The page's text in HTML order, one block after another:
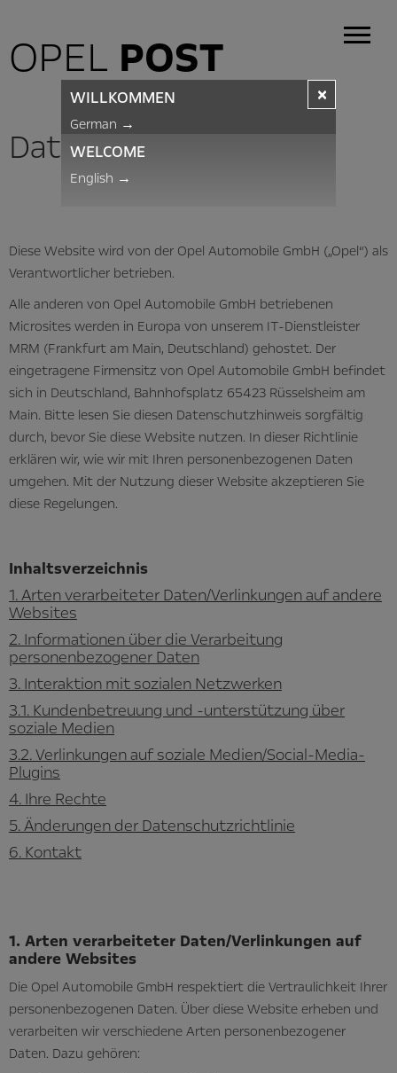
OPEL POST
Datenschutzrichtlinie
Diese Website wird von der Opel Automobile GmbH („Opel“) als
Verantwortlicher betrieben.
Alle anderen von Opel Automobile GmbH betriebenen
Microsites werden in Europa von unserem IT-Dienstleister
MRM (Frankfurt am Main, Deutschland) gehostet. Der
eingetragene Firmensitz von Opel Automobile GmbH befindet
sich in Deutschland, Bahnhofsplatz 65423 Rüsselsheim am
Main. Bitte lesen Sie diesen Datenschutzhinweis sorgfältig
durch, bevor Sie diese Website nutzen. In dieser Richtlinie
erklären wir, wie wir mit Ihren personenbezogenen Daten
umgehen. Mit der Nutzung dieser Website akzeptieren Sie
diese Regelungen.
Inhaltsverzeichnis
1. Arten verarbeiteter Daten/Verlinkungen auf andere
Websites
2. Informationen über die Verarbeitung
personenbezogener Daten
3. Interaktion mit sozialen Netzwerken
3.1. Kundenbetreuung und -unterstützung über
soziale Medien
3.2. Verlinkungen auf soziale Medien/Social-Media-
Plugins
4. Ihre Rechte
5. Änderungen der Datenschutzrichtlinie
6. Kontakt
1. Arten verarbeiteter Daten/Verlinkungen auf
andere Websites
Die Opel Automobile GmbH respektiert die Vertraulichkeit Ihrer
personenbezogenen Daten. Über diese Website erheben und
verarbeiten wir verschiedene Arten personenbezogener
Daten. Dazu gehören:
×
WILLKOMMEN
German →
WELCOME
English →